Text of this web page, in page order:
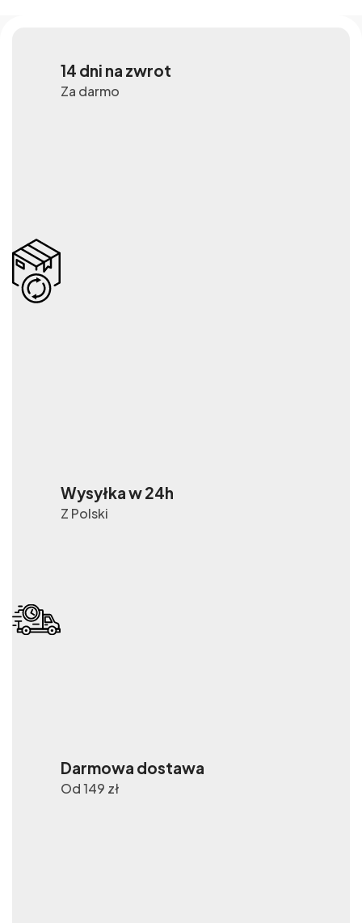
14 dni na zwrot
Za darmo
Wysyłka w 24h
Z Polski
Darmowa dostawa
Od 149 zł